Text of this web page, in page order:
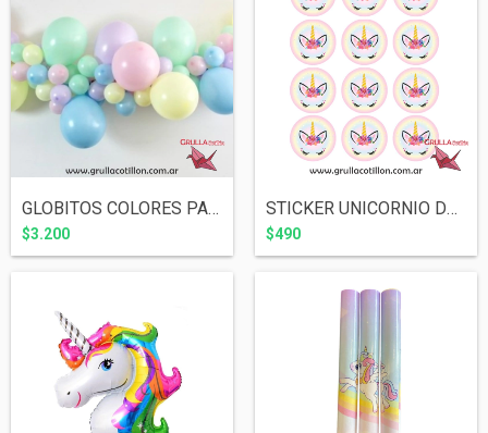
GLOBITOS COLORES PASTEL 5" x 25 SURTIDOS
$3.200
STICKER UNICORNIO DREAMS x12
$490